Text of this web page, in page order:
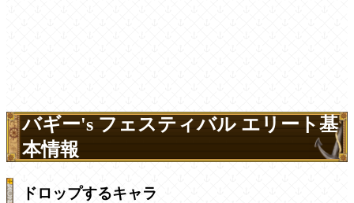
バギー's フェスティバル エリート基
本情報
ドロップするキャラ